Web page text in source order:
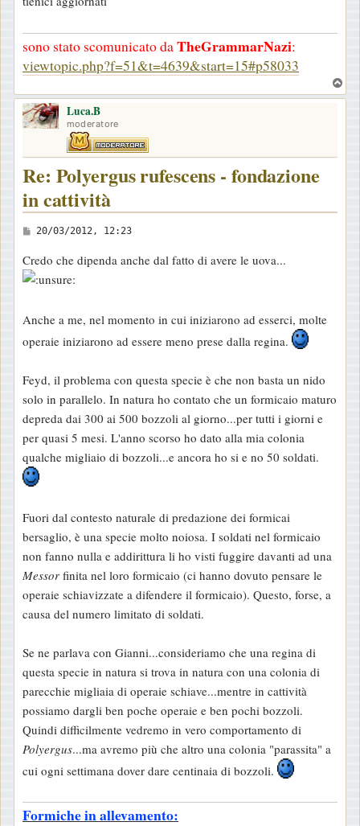
sono stato scomunicato daTheGrammarNazi:
viewtopic.php?f=51&t=4639&start=15#p58033
o
Luca.B
moderatore
Re: Polyergus rufescens - fondazione
in cattività
M
s
s
g
g
o
20/03/2012, 12:23
Credo che dipenda anche dal fatto di avere le uova...
Anche a me, nel momento in cui iniziarono ad esserci, molte
operaie iniziarono ad essere meno prese dalla regina.
Feyd, il problema con questa specie è che non basta un nido
solo in parallelo. In natura ho contato che un formicaio maturo
depreda dai 300 ai 500 bozzoli al giorno...per tutti i giorni e
per quasi 5 mesi. L'anno scorso ho dato alla mia colonia
qualche migliaio di bozzoli...e ancora ho si e no 50 soldati.
Fuori dal contesto naturale di predazione dei formicai
bersaglio, è una specie molto noiosa. I soldati nel formicaio
non fanno nulla e addirittura li ho visti fuggire davanti ad una
Messor finita nel loro formicaio (ci hanno dovuto pensare le
operaie schiavizzate a difendere il formicaio). Questo, forse, a
causa del numero limitato di soldati.
Se ne parlava con Gianni...consideriamo che una regina di
questa specie in natura si trova in natura con una colonia di
parecchie migliaia di operaie schiave...mentre in cattività
possiamo dargli ben poche operaie e ben pochi bozzoli.
Quindi difficilmente vedremo in vero comportamento di
Polyergus...ma avremo più che altro una colonia "parassita" a
cui ogni settimana dover dare centinaia di bozzoli.
Formiche in allevamento: